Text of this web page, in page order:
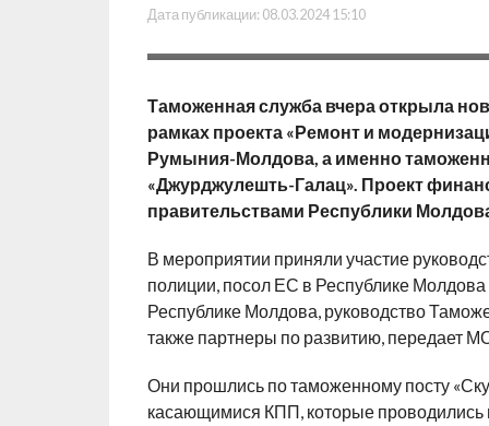
Дата публикации: 08.03.2024 15:10
Таможенная служба вчера открыла
рамках проекта «Ремонт и
Румыния-Молдова, а именно
«Джурджулешть-Галац». Проект
правительствами Республики
В мероприятии приняли участие
полиции, посол ЕС в Республике
Республике Молдова, руководство
также партнеры по развитию, передает
Они прошлись по таможенному посту
касающимися КПП, которые проводились